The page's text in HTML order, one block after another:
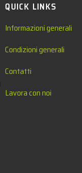
QUICK LINKS
Informazioni generali
Condizioni generali
Contatti
Lavora con noi